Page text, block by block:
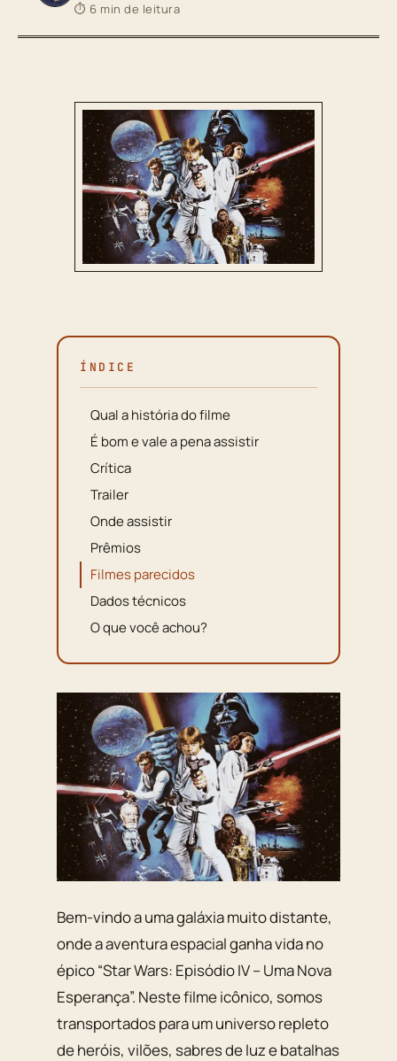
⏱ 6 min de leitura
ÍNDICE
Qual a história do filme
É bom e vale a pena assistir
Crítica
Trailer
Onde assistir
Prêmios
Filmes parecidos
Dados técnicos
O que você achou?
Bem-vindo a uma galáxia muito distante,
onde a aventura espacial ganha vida no
épico “Star Wars: Episódio IV – Uma Nova
Esperança”. Neste filme icônico, somos
transportados para um universo repleto
de heróis, vilões, sabres de luz e batalhas